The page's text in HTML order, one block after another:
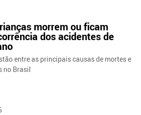
morrem ou ficam
dos acidentes de
entre as principais causas de mortes e
no Brasil